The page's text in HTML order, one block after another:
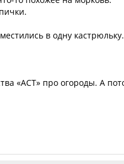
в одну кастрюльку.
«АСТ» про огороды. А